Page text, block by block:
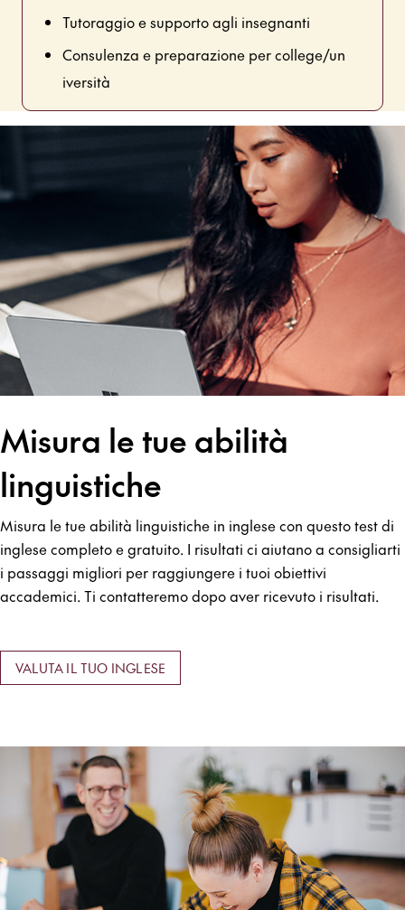
Tutoraggio e supporto agli insegnanti
Consulenza e preparazione per college/un
iversità
Misura le tue abilità
linguistiche
Misura le tue abilità linguistiche in inglese con questo test di
inglese completo e gratuito. I risultati ci aiutano a consigliarti
i passaggi migliori per raggiungere i tuoi obiettivi
accademici. Ti contatteremo dopo aver ricevuto i risultati.
VALUTA IL TUO INGLESE